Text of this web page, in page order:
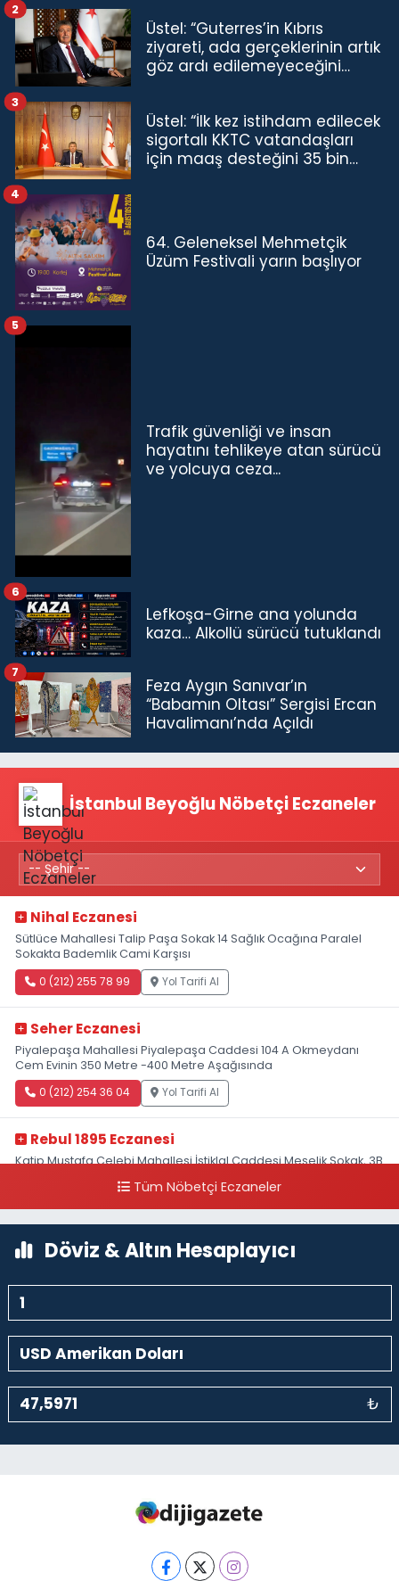
Üstel: “Guterres’in Kıbrıs
ziyareti, ada gerçeklerinin artık
göz ardı edilemeyeceğini
2
Üstel: “İlk kez istihdam edilecek
sigortalı KKTC vatandaşları
için maaş desteğini 35 bin
3
64. Geleneksel Mehmetçik
Üzüm Festivali yarın başlıyor
4
Trafik güvenliği ve insan
hayatını tehlikeye atan sürücü
ve yolcuya ceza...
5
Lefkoşa-Girne ana yolunda
kaza… Alkollü sürücü tutuklandı
6
Feza Aygın Sanıvar’ın
“Babamın Oltası” Sergisi Ercan
Havalimanı’nda Açıldı
7
İstanbul Beyoğlu Nöbetçi Eczaneler
Nihal Eczanesi
Sütlüce Mahallesi Talip Paşa Sokak 14 Sağlık Ocağına Paralel
Sokakta Bademlik Cami Karşısı
0 (212) 255 78 99 Yol Tarifi Al
Seher Eczanesi
Piyalepaşa Mahallesi Piyalepaşa Caddesi 104 A Okmeydanı
Cem Evinin 350 Metre -400 Metre Aşağısında
0 (212) 254 36 04 Yol Tarifi Al
Rebul 1895 Eczanesi
Katip Mustafa Çelebi Mahallesi İstiklal Caddesi Meşelik Sokak, 3B
Tüm Nöbetçi Eczaneler
Döviz & Altın Hesaplayıcı
₺